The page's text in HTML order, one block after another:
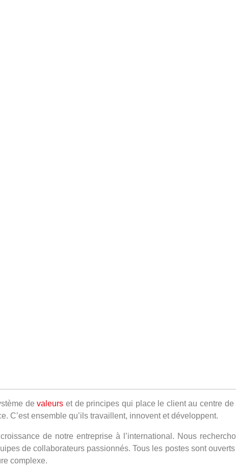
devaleurs et de principes qui place le client au centre
C’est ensemble qu’ils travaillent, innovent et développent.
de notre entreprise à l’international. Nous
de collaborateurs passionnés. Tous les postes sont
complexe.